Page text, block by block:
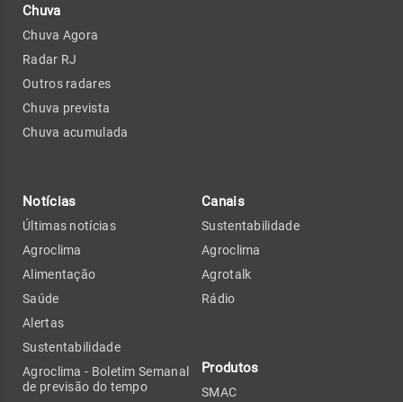
Chuva
Chuva Agora
Radar RJ
Outros radares
Chuva prevista
Chuva acumulada
Notícias
Últimas notícias
Agroclima
Alimentação
Saúde
Alertas
Sustentabilidade
Agroclima - Boletim Semanal
de previsão do tempo
Canais
Sustentabilidade
Agroclima
Agrotalk
Rádio
Produtos
SMAC